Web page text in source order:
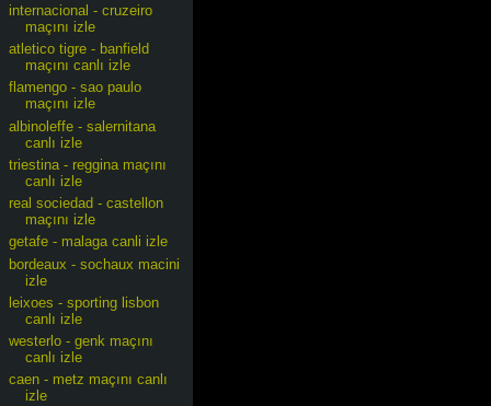
internacional - cruzeiro
maçını izle
atletico tigre - banfield
maçını canlı izle
flamengo - sao paulo
maçını izle
albinoleffe - salernitana
canlı izle
triestina - reggina maçını
canlı izle
real sociedad - castellon
maçını izle
getafe - malaga canli izle
bordeaux - sochaux macini
izle
leixoes - sporting lisbon
canlı izle
westerlo - genk maçını
canlı izle
caen - metz maçını canlı
izle